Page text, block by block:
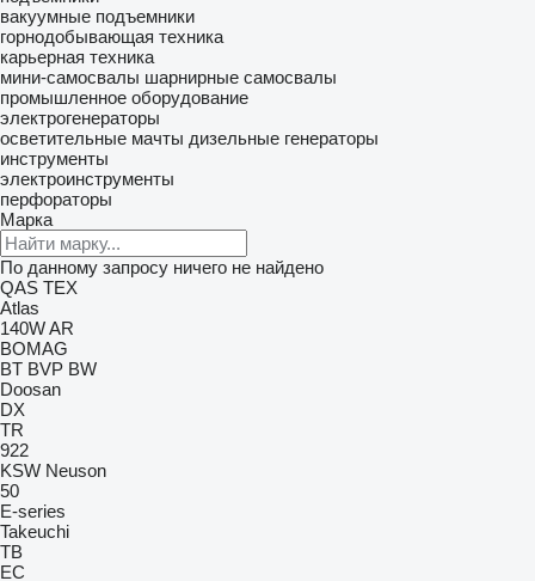
вакуумные подъемники
горнодобывающая техника
карьерная техника
мини-самосвалы шарнирные самосвалы
промышленное оборудование
электрогенераторы
осветительные мачты дизельные генераторы
инструменты
электроинструменты
перфораторы
Марка
По данному запросу ничего не найдено
QAS TEX
Atlas
140WAR
BOMAG
BT BVP BW
Doosan
DX
TR
922
KSW Neuson
50
E-series
Takeuchi
TB
EC